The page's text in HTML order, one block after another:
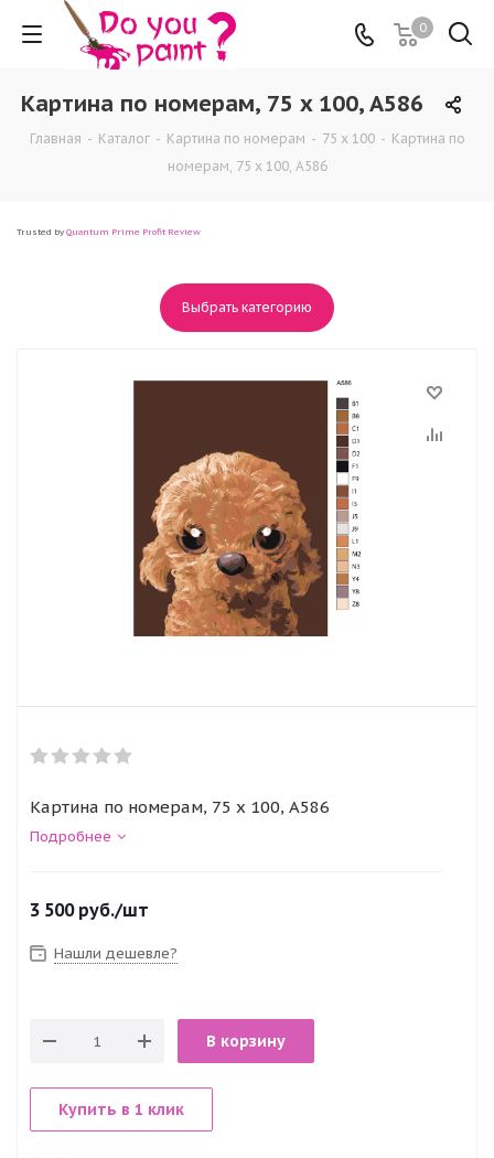
0
Картина по номерам, 75 x 100, A586
Главная - Каталог - Картина по номерам - 75 x 100 - Картина по
номерам, 75 x 100, A586
Trusted by Quantum Prime Profit Review
Выбрать категорию
Картина по номерам, 75 x 100, A586
Подробнее
3 500руб./шт
Нашли дешевле?
В корзину
Купить в 1 клик